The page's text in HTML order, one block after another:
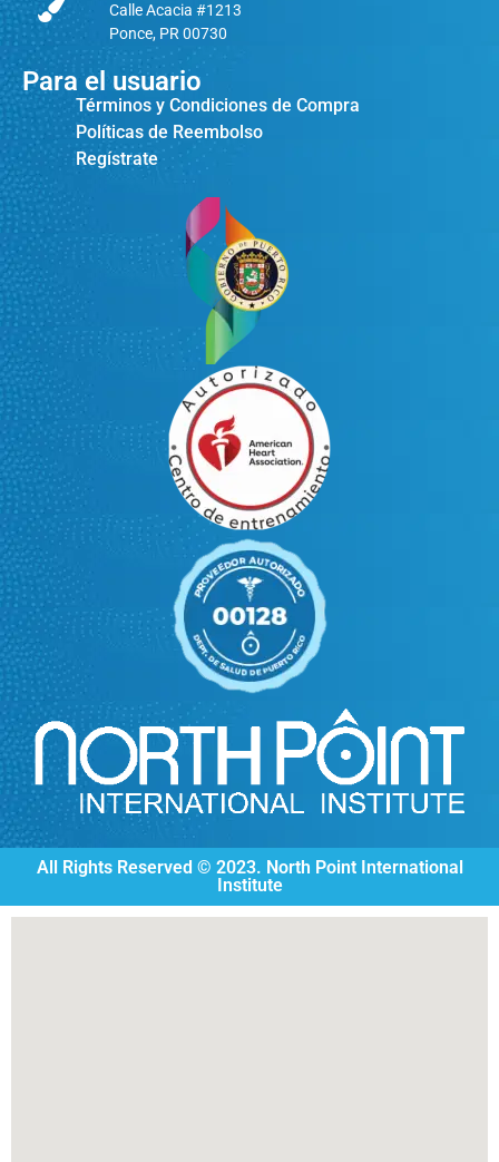
Calle Acacia #1213
Ponce, PR 00730
Para el usuario
Términos y Condiciones de Compra
Políticas de Reembolso
Regístrate
All Rights Reserved © 2023. North Point International
Institute